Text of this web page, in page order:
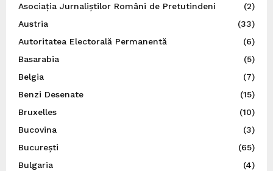
Asociația Jurnaliștilor Români de Pretutindeni
(2)
Austria
(33)
Autoritatea Electorală Permanentă
(6)
Basarabia
(5)
Belgia
(7)
Benzi Desenate
(15)
Bruxelles
(10)
Bucovina
(3)
București
(65)
Bulgaria
(4)